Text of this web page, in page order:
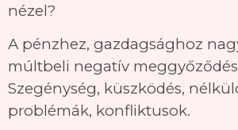
nézel?
A pénzhez, gazdagsághoz
múltbeli negatív
Szegénység, küszködés,
problémák, konfliktusok.